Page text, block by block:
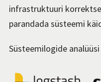
infrastruktuuri
parandada süsteemi
Süsteemilogide